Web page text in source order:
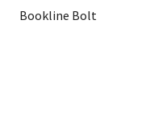
Bookline Bolt